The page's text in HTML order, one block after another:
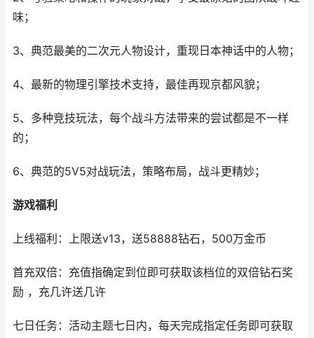
味；
3、典范最美的二次元人物设计，重现日本神话中的人物；
4、最新的物理引擎技术支持，最佳再现京都风貌；
5、多种竞技玩法，每个战斗方法带来的尝试都是不一样
的；
6、典范的5V5对战玩法，策略布局，战斗更精妙；
游戏福利
上线福利：上限送v13，送58888钻石，500万金币
首充双倍：充值指确定到位即可获取该档位的双倍钻石奖
励 ，充几许送几许
七日任务：活动主题七日内，每天完成指定任务即可获取